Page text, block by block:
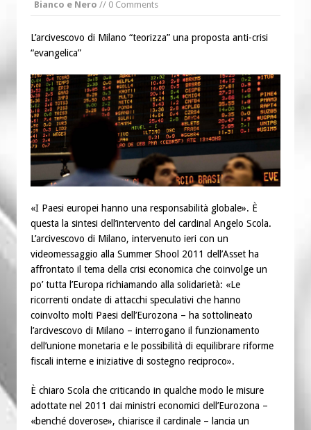
è buono, giusto e santo per la nostra
Bianco e Nero // 0 Comments
L’arcivescovo di Milano “teorizza” una proposta anti-crisi
“evangelica”
«I Paesi europei hanno una responsabilità globale». È
questa la sintesi dell’intervento del cardinal Angelo Scola.
L’arcivescovo di Milano, intervenuto ieri con un
videomessaggio alla Summer Shool 2011 dell’Asset ha
affrontato il tema della crisi economica che coinvolge un
po’ tutta l’Europa richiamando alla solidarietà: «Le
ricorrenti ondate di attacchi speculativi che hanno
coinvolto molti Paesi dell’Eurozona – ha sottolineato
l’arcivescovo di Milano – interrogano il funzionamento
dell’unione monetaria e le possibilità di equilibrare riforme
fiscali interne e iniziative di sostegno reciproco».
È chiaro Scola che criticando in qualche modo le misure
adottate nel 2011 dai ministri economici dell’Eurozona –
«benché doverose», chiarisce il cardinale – lancia un